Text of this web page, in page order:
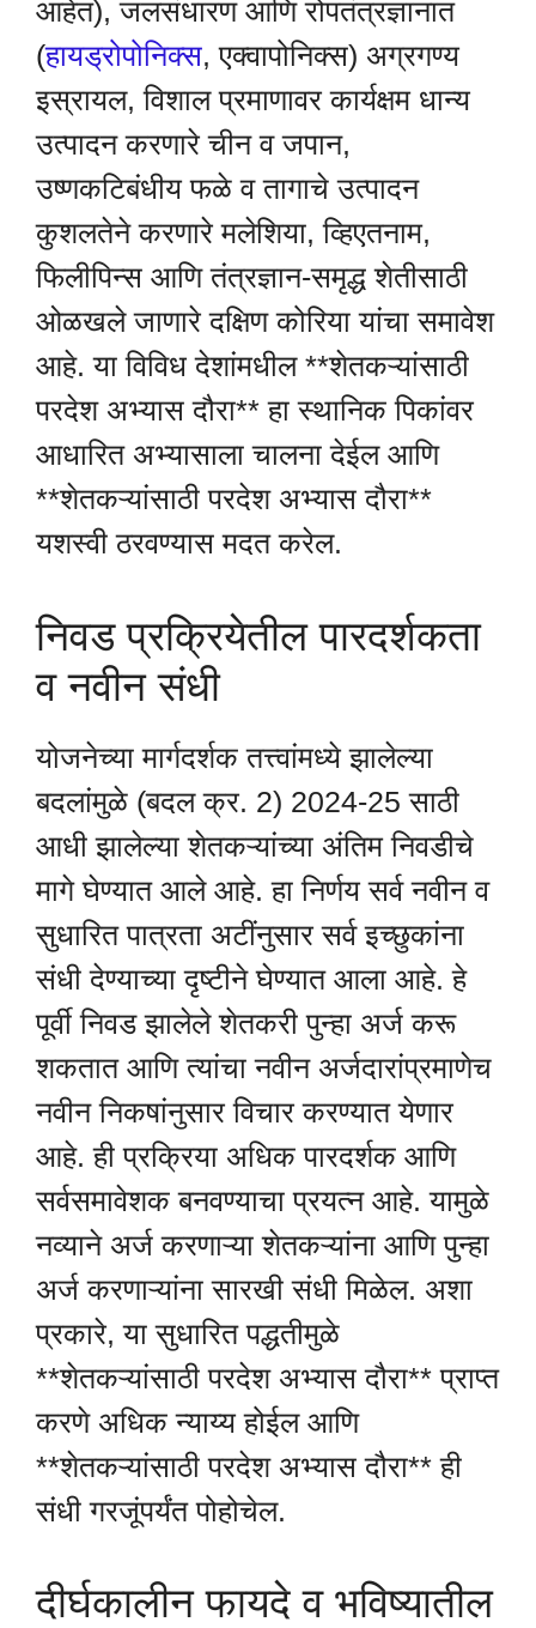
आहेत), जलसंधारण आणि रोपतंत्रज्ञानात
(हायड्रोपोनिक्स, एक्वापोनिक्स) अग्रगण्य
इस्रायल, विशाल प्रमाणावर कार्यक्षम धान्य
उत्पादन करणारे चीन व जपान,
उष्णकटिबंधीय फळे व तागाचे उत्पादन
कुशलतेने करणारे मलेशिया, व्हिएतनाम,
फिलीपिन्स आणि तंत्रज्ञान-समृद्ध शेतीसाठी
ओळखले जाणारे दक्षिण कोरिया यांचा समावेश
आहे. या विविध देशांमधील **शेतकऱ्यांसाठी
परदेश अभ्यास दौरा** हा स्थानिक पिकांवर
आधारित अभ्यासाला चालना देईल आणि
**शेतकऱ्यांसाठी परदेश अभ्यास दौरा**
यशस्वी ठरवण्यास मदत करेल.
निवड प्रक्रियेतील पारदर्शकता
व नवीन संधी
योजनेच्या मार्गदर्शक तत्त्वांमध्ये झालेल्या
बदलांमुळे (बदल क्र. 2) 2024-25 साठी
आधी झालेल्या शेतकऱ्यांच्या अंतिम निवडीचे
मागे घेण्यात आले आहे. हा निर्णय सर्व नवीन व
सुधारित पात्रता अटींनुसार सर्व इच्छुकांना
संधी देण्याच्या दृष्टीने घेण्यात आला आहे. हे
पूर्वी निवड झालेले शेतकरी पुन्हा अर्ज करू
शकतात आणि त्यांचा नवीन अर्जदारांप्रमाणेच
नवीन निकषांनुसार विचार करण्यात येणार
आहे. ही प्रक्रिया अधिक पारदर्शक आणि
सर्वसमावेशक बनवण्याचा प्रयत्न आहे. यामुळे
नव्याने अर्ज करणाऱ्या शेतकऱ्यांना आणि पुन्हा
अर्ज करणाऱ्यांना सारखी संधी मिळेल. अशा
प्रकारे, या सुधारित पद्धतीमुळे
**शेतकऱ्यांसाठी परदेश अभ्यास दौरा** प्राप्त
करणे अधिक न्याय्य होईल आणि
**शेतकऱ्यांसाठी परदेश अभ्यास दौरा** ही
संधी गरजूंपर्यंत पोहोचेल.
दीर्घकालीन फायदे व भविष्यातील